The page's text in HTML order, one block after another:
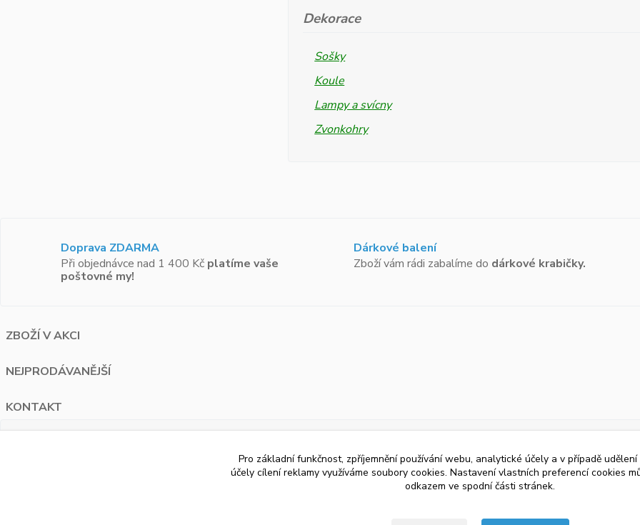
Dekorace
Sošky
Koule
Lampy a svícny
Zvonkohry
Doprava ZDARMA
Při objednávce nad 1 400 Kč platíme vaše
poštovné my!
Dárkové balení
Zboží vám rádi zabalíme do dárkové krabičky.
ZBOŽÍ V AKCI
NEJPRODÁVANĚJŠÍ
KONTAKT
Pro základní funkčnost, zpříjemnění používání webu, analytické účely a v případě
účely cílení reklamy využíváme soubory cookies. Nastavení vlastních preferencí cookies
odkazem ve spodní části stránek.